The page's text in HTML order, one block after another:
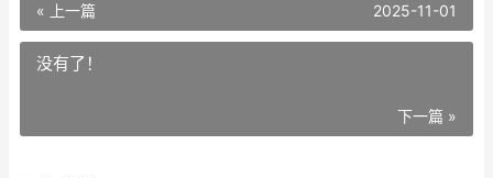
« 上一篇 2025-11-01
没有了！
下一篇 »